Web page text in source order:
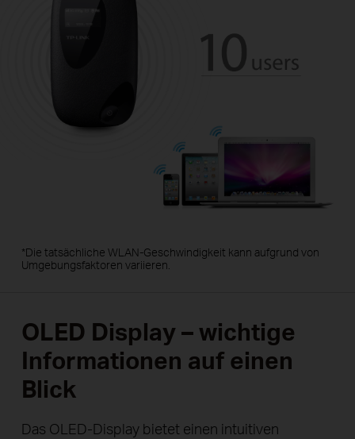
*Die tatsächliche WLAN-Geschwindigkeit kann aufgrund von
Umgebungsfaktoren variieren.
OLED Display – wichtige
Informationen auf einen
Blick
Das OLED-Display bietet einen intuitiven